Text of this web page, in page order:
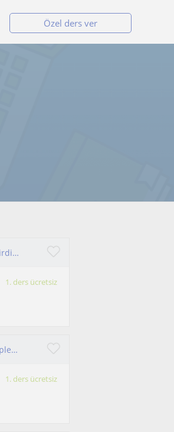
Özel ders ver
YKS sınavına yıllardır öğrenci hazırlıyorum. Ara sınıfların da dersine girdim. Karşılıklı iletişim ile başarı gelecektir
1. ders ücretsiz
Kimya özel ders veriyorum, kimyanın can alıcı noktalarını öğrenip rakiplerinize fark atabilirsiniz
1. ders ücretsiz